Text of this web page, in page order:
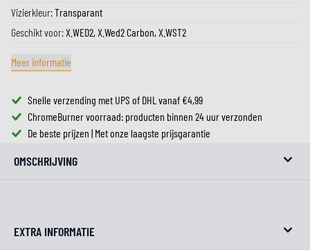
Vizierkleur:Transparant
Geschikt voor:X.WED2, X.Wed2 Carbon, X.WST2
Meer informatie
Snelle verzending met UPS of DHL vanaf €4,99
ChromeBurner voorraad: producten binnen 24 uur verzonden
De beste prijzen | Met onze laagste prijsgarantie
OMSCHRIJVING
EXTRA INFORMATIE